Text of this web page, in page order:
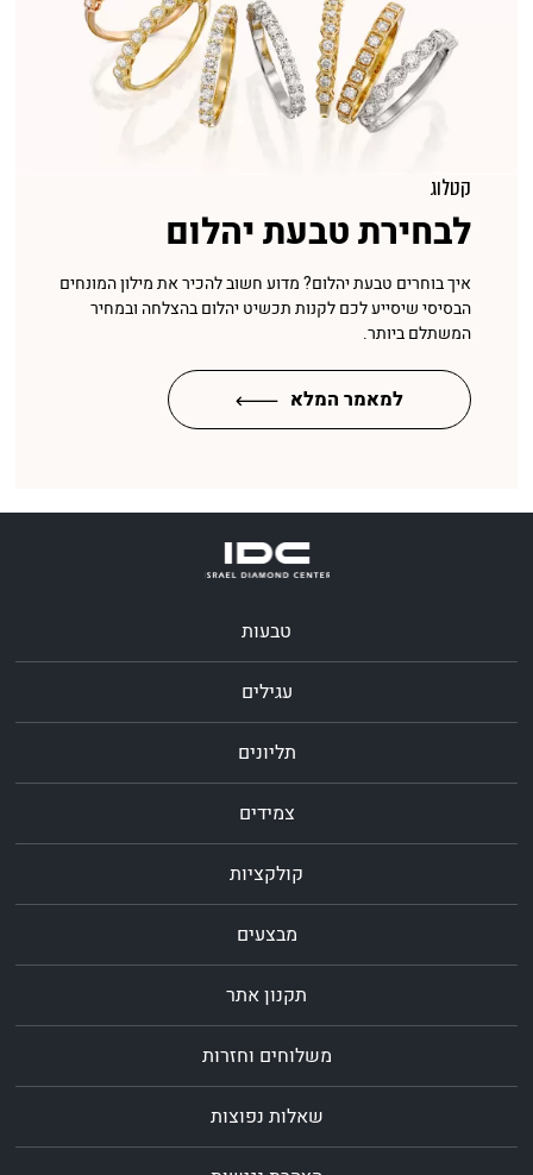
קטלוג
לבחירת טבעת יהלום
איך בוחרים טבעת יהלום? מדוע חשוב להכיר את מילון המונחים
הבסיסי שיסייע לכם לקנות תכשיט יהלום בהצלחה ובמחיר
המשתלם ביותר.
למאמר המלא
טבעות
עגילים
תליונים
צמידים
קולקציות
מבצעים
תקנון אתר
משלוחים וחזרות
שאלות נפוצות